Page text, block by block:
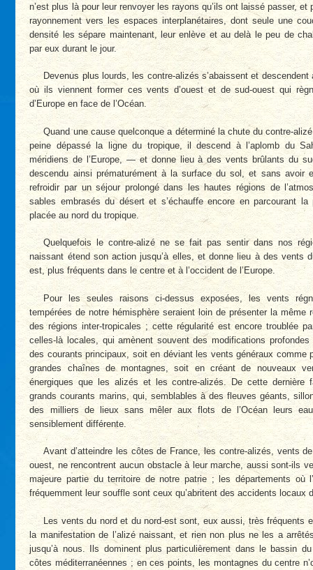
n’est plus là pour leur renvoyer les rayons qu’ils ont laissé passer, et
rayonnement vers les espaces interplanétaires, dont seule une
densité les sépare maintenant, leur enlève et au delà le peu de
par eux durant le jour.
Devenus plus lourds, les contre-alizés s’abaissent et
où ils viennent former ces vents d’ouest et de sud-ouest qui
d’Europe en face de l’Océan.
Quand une cause quelconque a déterminé la chute du contre-
peine dépassé la ligne du tropique, il descend à l’aplomb du
méridiens de l’Europe, — et donne lieu à des vents brûlants du
descendu ainsi prématurément à la surface du sol, et sans avoir
refroidir par un séjour prolongé dans les hautes régions de
sables embrasés du désert et s’échauffe encore en parcourant la
placée au nord du tropique.
Quelquefois le contre-alizé ne se fait pas sentir dans nos
naissant étend son action jusqu’à elles, et donne lieu à des vents
est, plus fréquents dans le centre et à l’occident de l’Europe.
Pour les seules raisons ci-dessus exposées, les vents
tempérées de notre hémisphère seraient loin de présenter la même
des régions inter-tropicales ; cette régularité est encore troublée
celles-là locales, qui amènent souvent des modifications profondes
des courants principaux, soit en déviant les vents généraux comme
grandes chaînes de montagnes, soit en créant de nouveaux
énergiques que les alizés et les contre-alizés. De cette dernière
grands courants marins, qui, semblables à des fleuves géants,
des milliers de lieux sans mêler aux flots de l’Océan leurs
sensiblement différente.
Avant d’atteindre les côtes de France, les contre-alizés, vents
ouest, ne rencontrent aucun obstacle à leur marche, aussi sont-ils
majeure partie du territoire de notre patrie ; les départements où
fréquemment leur souffle sont ceux qu’abritent des accidents locaux
Les vents du nord et du nord-est sont, eux aussi, très fréquents
la manifestation de l’alizé naissant, et rien non plus ne les a
jusqu’à nous. Ils dominent plus particulièrement dans le bassin
côtes méditerranéennes ; en ces points, les montagnes du centre